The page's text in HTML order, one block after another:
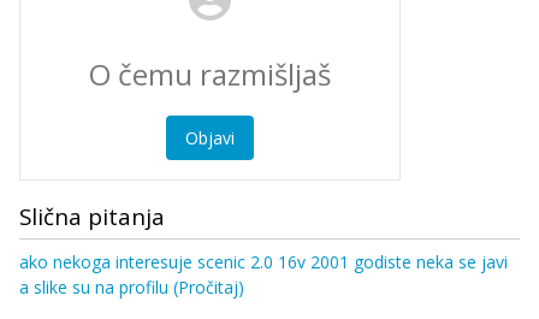
Objavi
Slična pitanja
ako nekoga interesuje scenic 2.0 16v 2001 godiste neka se javi
a slike su na profilu (Pročitaj)